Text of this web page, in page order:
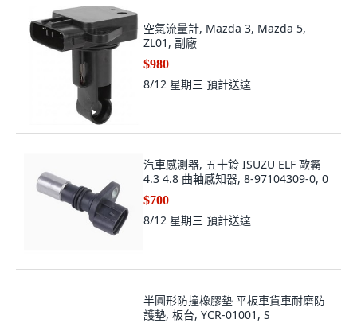
空氣流量計, Mazda 3, Mazda 5,
ZL01, 副廠
$980
8/12 星期三 預計送達
汽車感測器, 五十鈴 ISUZU ELF 歐霸
4.3 4.8 曲軸感知器, 8-97104309-0, 0
$700
8/12 星期三 預計送達
半圓形防撞橡膠墊 平板車貨車耐磨防
護墊, 板台, YCR-01001, S